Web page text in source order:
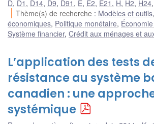
D, D1 , D14, D9, D91 , E, E2, E21 , H, H2, H24,
Thème(s) de recherche : Modèles et outils,
économiques, Politique monétaire,
Système financier, Crédit aux ménages et
L’application des tests
résistance au système
canadien : une
systémique